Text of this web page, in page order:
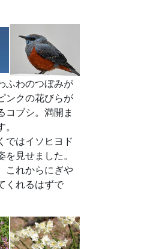
ふわのつぼみが
ンクの花びらが
コブシ。満開ま
ではイソヒヨド
を見せました。
これからにぎや
くれるはずで